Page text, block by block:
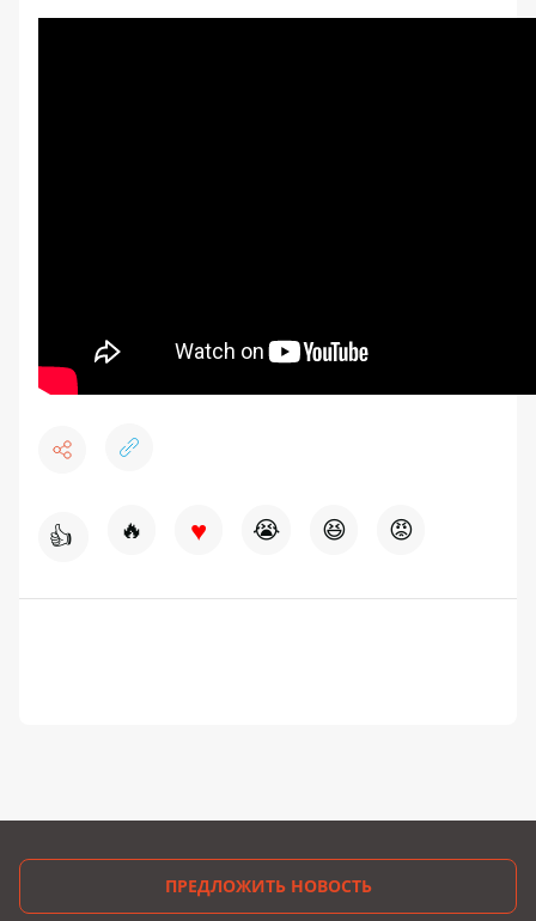
👍 🔥 ♥ 😭 😆 😡
ПРЕДЛОЖИТЬ НОВОСТЬ